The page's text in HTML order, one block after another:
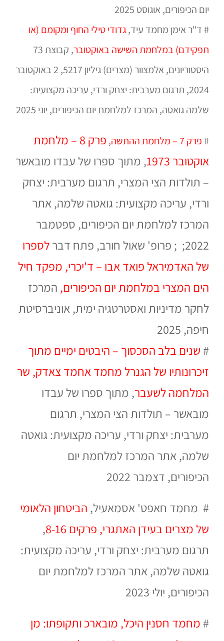
יום הכיפורים, אוגוסט 2025
# ד"ר אימן מחמד עיד,גדודי טילי החוף ומקומם (או
תפקידם) במלחמת השישה באוקטובר
, קבוצת 73
היסטוריונים, אלמצוור (מצרים) גיליון 5217, 2 באוקטובר
2024, תרגום מערבית: יצחק ורדי, עריכה מקצועית:
שלמה גואטה, המרכז למלחמת יום הכיפורים, יוני 2025
#פרק 7 – מלחמת ההתשה ,
פרק 8 – מלחמת
אוקטובר 1973
, מתוך ספרו של עבדו מובאשר
– תולדות הצי המצרי, תרגום מערבית: יצחק
ורדי, עריכה מקצועית: גואטה שלמה,אתר
המרכז למלחמת יום הכיפורים, ספטמבר
2022; ; פרופ' שאול חורב, פתח דברלספרו
של האדמיראל פואד אבו – ד'יכרי, מפקד חיל
הים המצרי במלחמת יום הכיפורים, המרכז
לחקר מדיניות ואסטרטגיה ימית, אוניברסיטת
חיפה, 2025
#שנים בלב הסכסוך – היבטים ימיים מתוך
זיכרונותיו של הגנרל מחמד אחמד צאדק, שר
המלחמה לשעבר, מתוך ספרו של עבדו
מובאשר – תולדות הצי המצרי, תרגום
מערבית: יצחק ורדי, עריכה מקצועית: גואטה
שלמה,אתר המרכז למלחמת יום
הכיפורים, דצמבר 2022
# מחמד חאפט' אסמאעיל, הביטחון הלאומי
של מצרים בעידן האתגרי, פרקים 8-16
,
תרגום מערבית: יצחק ורדי, עריכה מקצועית:
גואטה שלמה,אתר המרכז למלחמת יום
הכיפורים, יולי 2023
#מחמד חסנין היכל, מובארכ ותקופתו: מן